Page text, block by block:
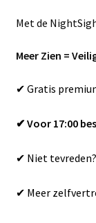
Met de
Meer Zien =
✔ Gratis
✔ Voor 17:00
✔ Niet
✔ Meer